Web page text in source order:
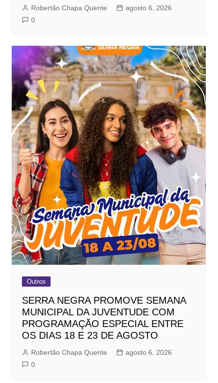
Robertão Chapa Quente
agosto 6, 2026
0
Outros
SERRA NEGRA PROMOVE SEMANA
MUNICIPAL DA JUVENTUDE COM
PROGRAMAÇÃO ESPECIAL ENTRE
OS DIAS 18 E 23 DE AGOSTO
Robertão Chapa Quente
agosto 6, 2026
0